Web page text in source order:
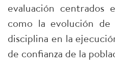
evaluación centrados
como la evolución de
disciplina en la
de confianza de la